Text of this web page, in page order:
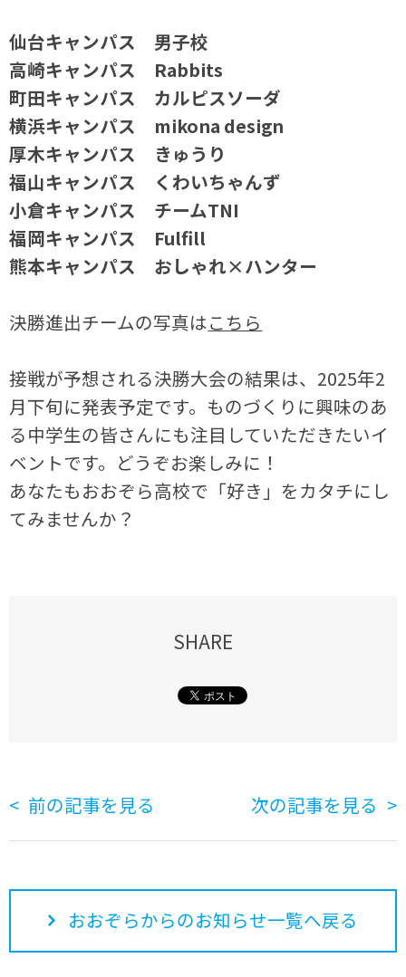
仙台キャンパス 男子校
高崎キャンパス Rabbits
町田キャンパス カルピスソーダ
横浜キャンパス mikona design
厚木キャンパス きゅうり
福山キャンパス くわいちゃんず
小倉キャンパス チームTNI
福岡キャンパス Fulfill
熊本キャンパス おしゃれ×ハンター
決勝進出チームの写真はこちら
接戦が予想される決勝大会の結果は、2025年2
月下旬に発表予定です。ものづくりに興味のあ
る中学生の皆さんにも注目していただきたいイ
ベントです。どうぞお楽しみに！
あなたもおおぞら高校で「好き」をカタチにし
てみませんか？
SHARE
前の記事を見る 次の記事を見る
おおぞらからのお知らせ一覧へ戻る